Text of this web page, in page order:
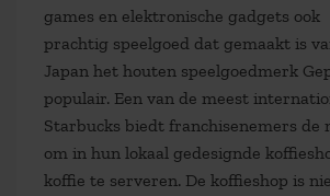
games en elektronische gadgets ook
prachtig speelgoed dat gemaakt is
Japan het houten speelgoedmerk
populair. Een van de meest
Starbucks biedt franchisenemers de
om in hun lokaal gedesignde
koffie te serveren. De koffieshop is